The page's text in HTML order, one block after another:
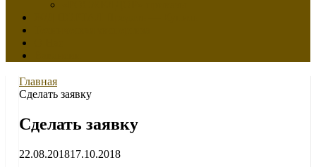
Главная
Сделать заявку
Сделать заявку
22.08.201817.10.2018